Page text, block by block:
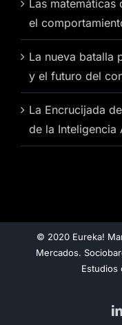
Las
el
La nueva batalla
y el futuro del
La Encrucijada
de la Inteligencia
© 2020 Eureka!
Mercados.
Estudios